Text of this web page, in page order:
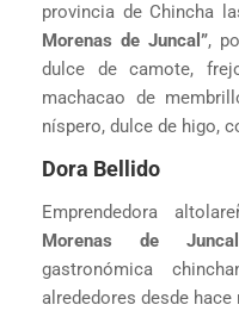
provincia de Chincha
Morenas de Juncal”,
dulce de camote,
machacao de
níspero, dulce de higo,
Dora Bellido
Emprendedora
Morenas de
gastronómica
alrededores desde